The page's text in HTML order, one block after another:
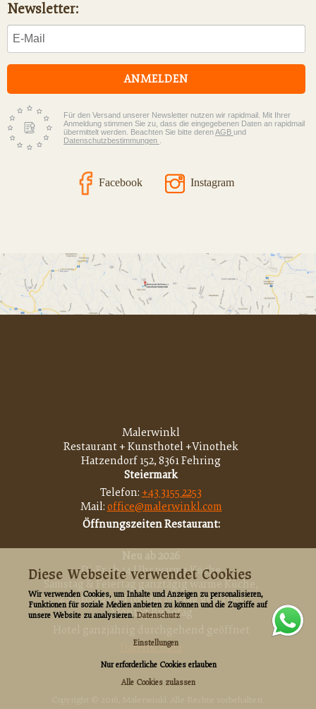
Newsletter:
ANMELDEN
Für den Versand unserer Newsletter nutzen wir rapidmail. Mit Ihrer
Anmeldung stimmen Sie zu, dass die eingegebenen Daten an rapidmail
übermittelt werden. Beachten Sie bitte derenAGB und
Datenschutzbestimmungen
Facebook Instagram
Malerwinkl
Restaurant + Kunsthotel +Vinothek
Hatzendorf 152, 8361 Fehring
Steiermark
Telefon: +43 3155 2253
Mail: office@malerwinkl.com
Öffnungszeiten Restaurant:
Di-Fr ab 14 Uhr warme Küche
Samstag & Feiertag ganztägig warme Küche,
2 Sonntage im Monat Mittag geöffnet
Montag Ruhetag
Datenschutz
Diese Webseite verwendet Cookies
Wir verwenden Cookies, um Inhalte und Anzeigen zu personalisieren,
Funktionen für soziale Medien anbieten zu können und die Zugriffe auf
unsere Website zu analysieren. Datenschutz
Einstellungen
Nur erforderliche Cookies erlauben
Alle Cookies zulassen